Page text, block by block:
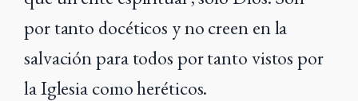
por tanto docéticos y no creen en la
salvación para todos por tanto vistos por
la Iglesia como heréticos.